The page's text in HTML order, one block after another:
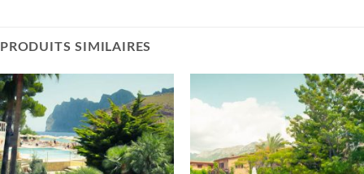
PRODUITS SIMILAIRES